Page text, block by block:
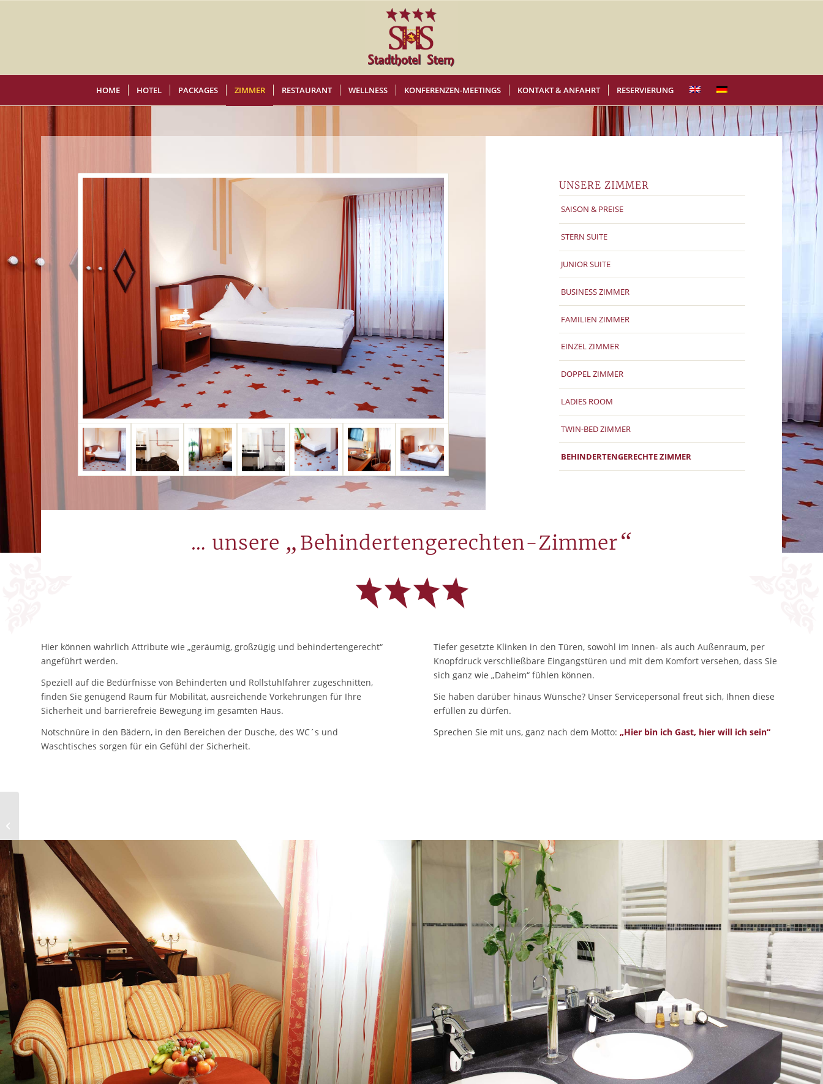
HOME HOTEL PACKAGES ZIMMER RESTAURANT WELLNESS KONFERENZEN-MEETINGS KONTAKT & ANFAHRT RESERVIERUNG
UNSERE ZIMMER
SAISON & PREISE
STERN SUITE
JUNIOR SUITE
BUSINESS ZIMMER
FAMILIEN ZIMMER
EINZEL ZIMMER
DOPPEL ZIMMER
LADIES ROOM
TWIN-BED ZIMMER
BEHINDERTENGERECHTE ZIMMER
… unsere „ Behindertengerechten-Zimmer“
Hier können wahrlich Attribute wie „geräumig, großzügig und behindertengerecht“
angeführt werden.
Speziell auf die Bedürfnisse von Behinderten und Rollstuhlfahrer zugeschnitten,
finden Sie genügend Raum für Mobilität, ausreichende Vorkehrungen für Ihre
Sicherheit und barrierefreie Bewegung im gesamten Haus.
Notschnüre in den Bädern, in den Bereichen der Dusche, des WC´s und
Waschtisches sorgen für ein Gefühl der Sicherheit.
Tiefer gesetzte Klinken in den Türen, sowohl im Innen- als auch Außenraum, per
Knopfdruck verschließbare Eingangstüren und mit dem Komfort versehen, dass Sie
sich ganz wie „Daheim“ fühlen können.
Sie haben darüber hinaus Wünsche? Unser Servicepersonal freut sich, Ihnen diese
erfüllen zu dürfen.
Sprechen Sie mit uns, ganz nach dem Motto: „Hier bin ich Gast, hier will ich sein“